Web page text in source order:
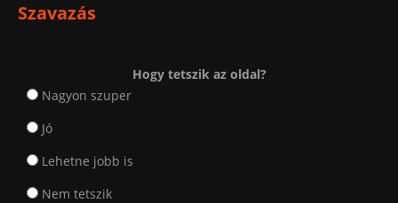
Szavazás
Hogy tetszik az oldal?
Nagyon szuper
Jó
Lehetne jobb is
Nem tetszik